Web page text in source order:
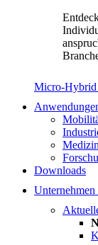
Micro-Hybrid
Downloads
Unternehmen